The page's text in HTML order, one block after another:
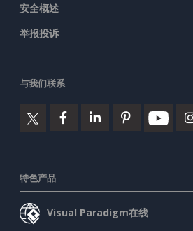
安全概述
举报投诉
与我们联系
特色产品
Visual Paradigm在线